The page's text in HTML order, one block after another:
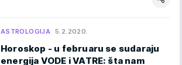
ASTROLOGIJA 5.2.2020.
Horoskop - u februaru se sudaraju
energija VODE i VATRE: šta nam